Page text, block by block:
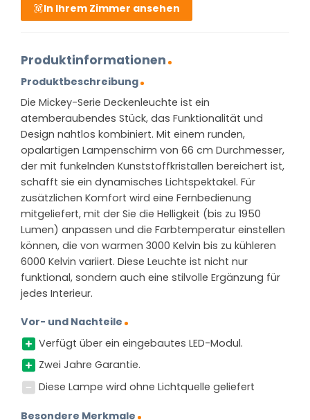
In Ihrem Zimmer ansehen
Produktinformationen
Produktbeschreibung
Die Mickey-Serie Deckenleuchte ist ein
atemberaubendes Stück, das Funktionalität und
Design nahtlos kombiniert. Mit einem runden,
opalartigen Lampenschirm von 66 cm Durchmesser,
der mit funkelnden Kunststoffkristallen bereichert ist,
schafft sie ein dynamisches Lichtspektakel. Für
zusätzlichen Komfort wird eine Fernbedienung
mitgeliefert, mit der Sie die Helligkeit (bis zu 1950
Lumen) anpassen und die Farbtemperatur einstellen
können, die von warmen 3000 Kelvin bis zu kühleren
6000 Kelvin variiert. Diese Leuchte ist nicht nur
funktional, sondern auch eine stilvolle Ergänzung für
jedes Interieur.
Vor- und Nachteile
Verfügt über ein eingebautes LED-Modul.
Zwei Jahre Garantie.
Diese Lampe wird ohne Lichtquelle geliefert
Besondere Merkmale